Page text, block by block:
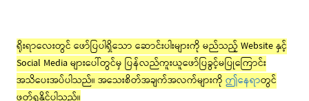
ရိုးရာလေးတွင် ဖော်ပြပါရှိသော ဆောင်းပါးများကို မည်သည့် Website နှင့်
Social Media များပေါ်တွင်မှ ပြန်လည်ကူးယူဖော်ပြခွင့်မပြုကြောင်း
အသိပေးအပ်ပါသည်။ အသေးစိတ်အချက်အလက်များကို ဤနေရာတွင်